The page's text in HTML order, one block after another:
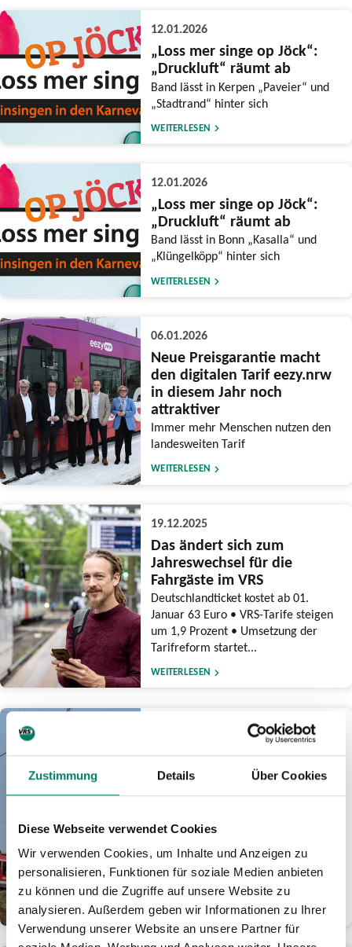
Zustimmung Details Über Cookies
Diese Webseite verwendet Cookies
Wir verwenden Cookies, um Inhalte und Anzeigen zu
personalisieren, Funktionen für soziale Medien anbieten
zu können und die Zugriffe auf unsere Website zu
analysieren. Außerdem geben wir Informationen zu Ihrer
Verwendung unserer Website an unsere Partner für
12.01.2026
„Loss mer singe op Jöck“:
„Druckluft“ räumt ab
Band lässt in Kerpen „Paveier“ und
„Stadtrand“ hinter sich
WEITERLESEN
12.01.2026
„Loss mer singe op Jöck“:
„Druckluft“ räumt ab
Band lässt in Bonn „Kasalla“ und
„Klüngelköpp“ hinter sich
WEITERLESEN
06.01.2026
Neue Preisgarantie macht
den digitalen Tarif eezy.nrw
in diesem Jahr noch
attraktiver
Immer mehr Menschen nutzen den
landesweiten Tarif
WEITERLESEN
19.12.2025
Das ändert sich zum
Jahreswechsel für die
Fahrgäste im VRS
Deutschlandticket kostet ab 01.
Januar 63 Euro • VRS-Tarife steigen
um 1,9 Prozent • Umsetzung der
Tarifreform startet...
WEITERLESEN
Zweite Bausperrung für
Elektronisches Stellwerk
Köln Hauptbahnhof: Bahn
plant nach intensiver
Arbeiten nach NRW-
Generalsanierungen • Terminierung
für geringstmögliche Auswirkungen
auf Fahrgäste rund um Bahnknoten...
WEITERLESEN